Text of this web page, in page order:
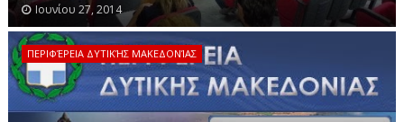
Ιουνίου 27, 2014
ΠΕΡΙΦΈΡΕΙΑ ΔΥΤΙΚΉΣ ΜΑΚΕΔΟΝΊΑΣ